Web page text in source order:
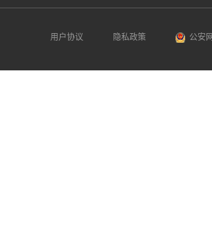
用户协议 隐私政策 公安